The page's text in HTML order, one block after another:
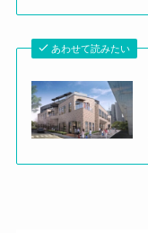
あわせて読みたい